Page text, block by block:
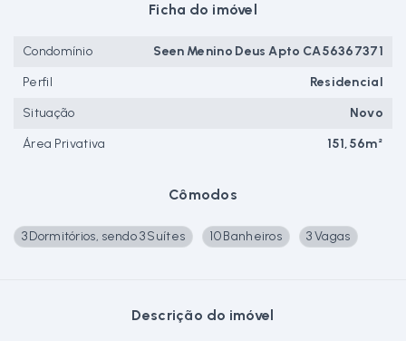
Cômodos
3 Dormitórios, sendo 3 Suítes 10 Banheiros 3 Vagas
Descrição do imóvel
Ficha do imóvel
Condomínio
Seen Menino Deus Apto CA56367371
Perfil
Residencial
Situação
Novo
Área Privativa
151,56m²